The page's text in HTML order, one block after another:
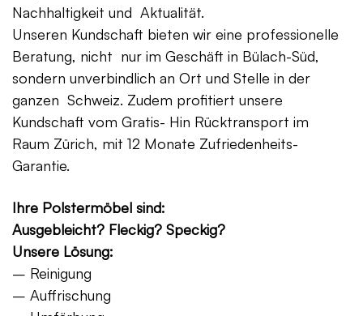
Nachhaltigkeit und Aktualität.
Unseren Kundschaft bieten wir eine professionelle
Beratung, nicht nur im Geschäft in Bülach-Süd,
sondern unverbindlich an Ort und Stelle in der
ganzen Schweiz. Zudem profitiert unsere
Kundschaft vom Gratis- Hin Rücktransport im
Raum Zürich, mit 12 Monate Zufriedenheits-
Garantie.
Ihre Polstermöbel sind:
Ausgebleicht? Fleckig? Speckig?
Unsere Lösung:
– Reinigung
– Auffrischung